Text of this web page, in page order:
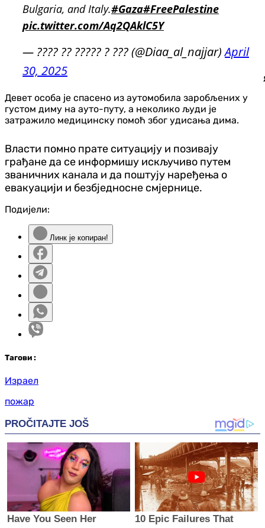
Bulgaria, and Italy.#Gaza#FreePalestine
pic.twitter.com/Aq2QAklC5Y
— ???? ?? ????? ? ??? (@Diaa_al_najjar)April
30, 2025
Девет особа је спасено из аутомобила заробљених у
густом диму на ауто-путу, а неколико људи је
затражило медицинску помоћ због удисања дима.
Власти помно прате ситуацију и позивају
грађане да се информишу искључиво путем
званичних канала и да поштују наређења о
евакуацији и безбjедносне смjернице.
Подијели:
Линк је копиран!
Тагови :
Израел
пожар